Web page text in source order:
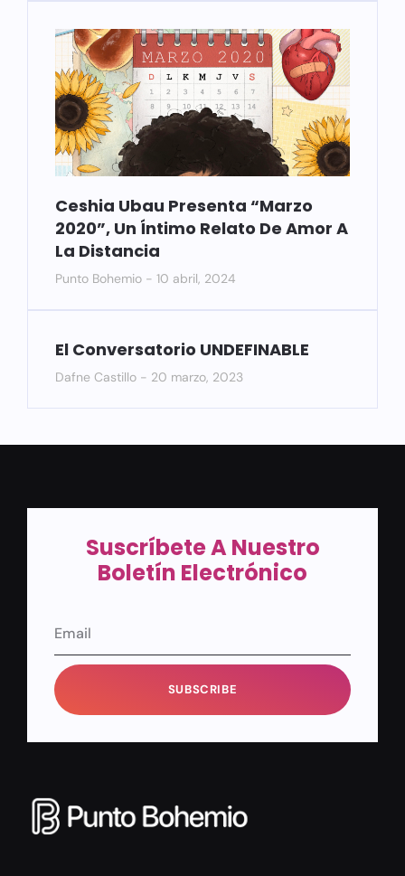
Ceshia Ubau Presenta “Marzo
2020”, Un Íntimo Relato De Amor A
La Distancia
Punto Bohemio 10 abril, 2024
El Conversatorio UNDEFINABLE
Dafne Castillo 20 marzo, 2023
Suscríbete A Nuestro
Boletín Electrónico
SUBSCRIBE